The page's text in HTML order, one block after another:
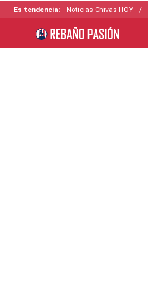
Es tendencia: Noticias Chivas HOY